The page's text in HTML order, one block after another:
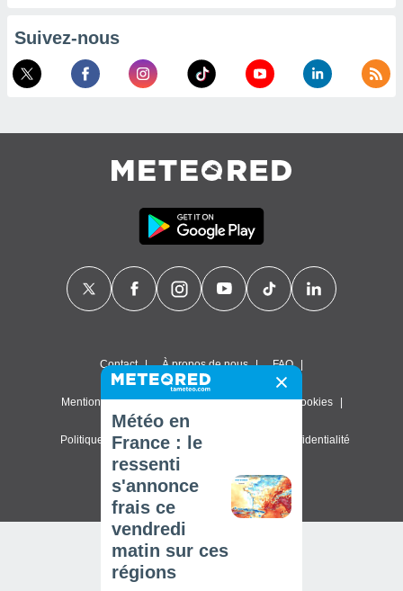
Suivez-nous
Contact À propos de nous FAQ
Mentions légales & Conditions d'utilisation Cookies
Politique de confidentialité Paramètres de confidentialité
© 2026 Meteored. Tous droits réservés
Météo en
France : le
ressenti
s'annonce
frais ce
vendredi
matin sur ces
régions